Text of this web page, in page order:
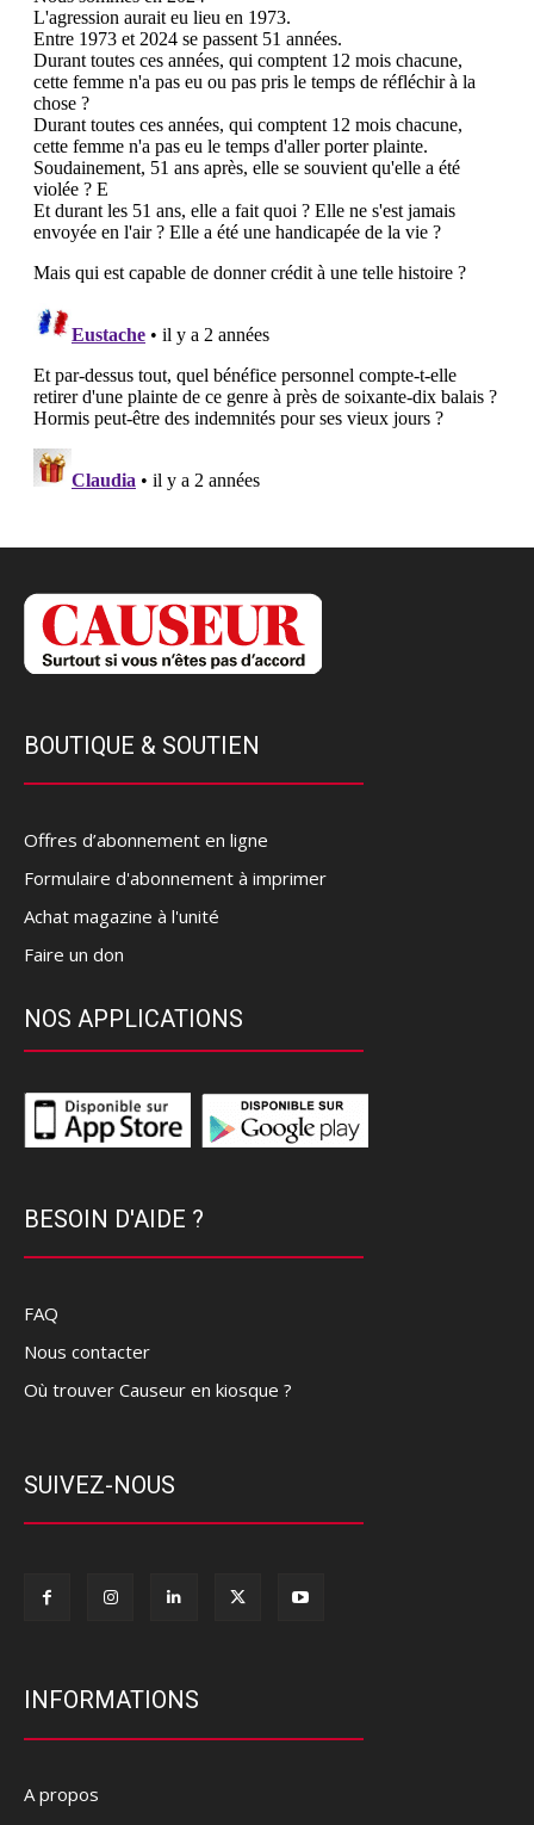
BOUTIQUE & SOUTIEN
Offres d’abonnement en ligne
Formulaire d'abonnement à imprimer
Achat magazine à l'unité
Faire un don
NOS APPLICATIONS
BESOIN D'AIDE ?
FAQ
Nous contacter
Où trouver Causeur en kiosque ?
SUIVEZ-NOUS
INFORMATIONS
A propos